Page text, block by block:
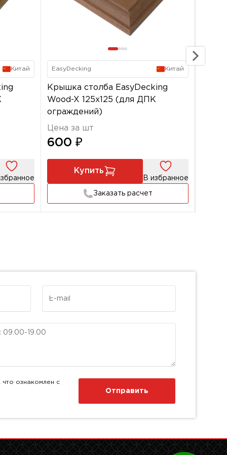
Китай EasyDecking Китай
Крышка столба EasyDecking
Wood-X 125х125 (для ДПК
ограждений)
Цена за шт
600 ₽
Купить
В избранное
Заказать расчет
ознакомлен с
Отправить